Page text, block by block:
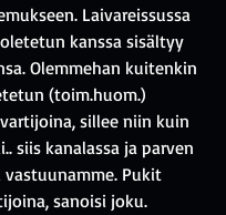
Laivareissussa
kanssa sisältyy
Olemmehan kuitenkin
(toim.huom.)
sillee niin kuin
siis kanalassa ja parven
Pukit
sanoisi joku.